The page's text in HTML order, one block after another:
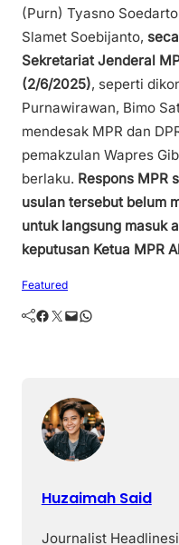
(Purn) Tyasno
Slamet Soebijanto,
Sekretariat Jenderal
(2/6/2025), seperti
Purnawirawan, Bimo
mendesak MPR dan
pemakzulan Wapres
berlaku. Respons MPR
usulan tersebut belum
untuk langsung masuk
keputusan Ketua MPR
Featured
Facebook Twitter Mail WhatsApp
Huzaimah Said
Journalist